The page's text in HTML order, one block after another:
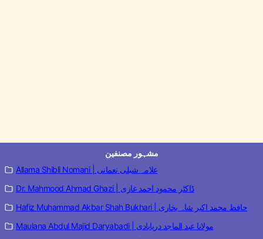
مشہور مصنفین
Allama Shibli Nomani | علامہ شبلی نعمانی
Dr. Mahmood Ahmad Ghazi | ڈاکٹر محمود احمد غازی
Hafiz Muhammad Akbar Shah Bukhari | حافظ محمد اکبر شاہ بخاری
Maulana Abdul Majid Daryabadi | مولانا عبد الماجد دریابادی